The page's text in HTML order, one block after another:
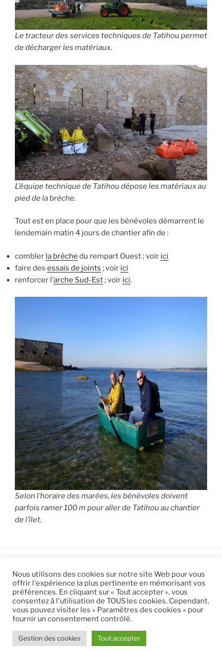
Le tracteur des services techniques de Tatihou permet
de décharger les matériaux.
L’équipe technique de Tatihou dépose les matériaux au
pied de la brèche.
Tout est en place pour que les bénévoles démarrent le
lendemain matin 4 jours de chantier afin de :
combler la brèche du rempart Ouest ; voir ici
faire des essais de joints ; voir ici
renforcer l’arche Sud-Est; voir ici.
Selon l’horaire des marées, les bénévoles doivent
parfois ramer 100 m pour aller de Tatihou au chantier
de l’îlet.
Mentions Légales |Gestion des cookies
Nous utilisons des cookies sur notre site Web pour vous
offrir l'expérience la plus pertinente en mémorisant vos
préférences. En cliquant sur « Tout accepter », vous
consentez à l'utilisation de TOUS les cookies. Cependant,
vous pouvez visiter les « Paramètres des cookies » pour
fournir un consentement contrôlé.
Gestion des cookies Tout accepter